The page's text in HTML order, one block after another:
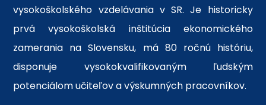
vysokoškolského vzdelávania v SR. Je historicky
prvá vysokoškolská inštitúcia ekonomického
zamerania na Slovensku, má 80 ročnú históriu,
disponuje vysokokvalifikovaným ľudským
potenciálom učiteľov a výskumných pracovníkov.